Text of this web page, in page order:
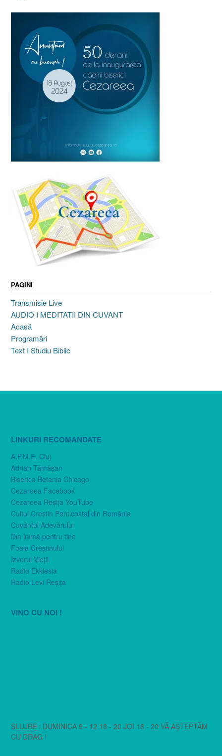
PAGINI
Transmisie Live
AUDIO I MEDITATII DIN CUVANT
Acasă
Programări
Text I Studiu Biblic
LINKURI RECOMANDATE
A.P.M.E. Cluj
Adrian Tămăşan
Biserica Betania Chicago
Cezareea Facebook
Cezareea Reşiţa YouTube
Cultul Creştin Penticostal din România
Cuvântul Adevărului
Din inimă pentru tine
Foaia Creştinului
Izvorul Vieţii
Radio Ekklesia
Radio Levi Reşiţa
VINO CU NOI !
SLUJBE : DUMINICA 9 - 12 18 - 20 JOI 18 - 20 VĂ AȘTEPTĂM
CU DRAG !